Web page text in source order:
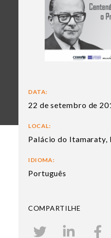
DATA:
22 de setembro de
LOCAL:
Palácio do Itamaraty,
IDIOMA:
Português
COMPARTILHE